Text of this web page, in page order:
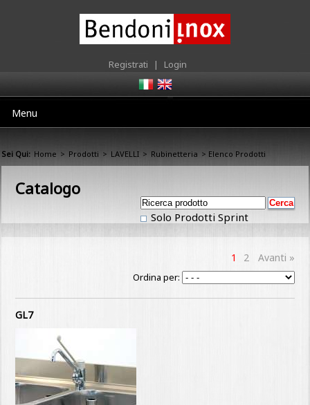
Registrati | Login
Menu
Sei Qui: Home > Prodotti > LAVELLI > Rubinetteria > Elenco Prodotti
Catalogo
Solo Prodotti Sprint
1 2 Avanti »
Ordina per:
GL7